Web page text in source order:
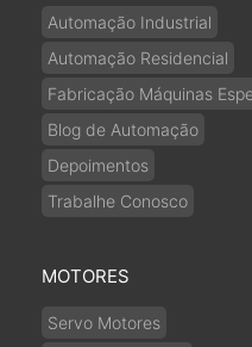
Automação Industrial
Automação Residencial
Fabricação Máquinas
Blog de Automação
Depoimentos
Trabalhe Conosco
MOTORES
Servo Motores